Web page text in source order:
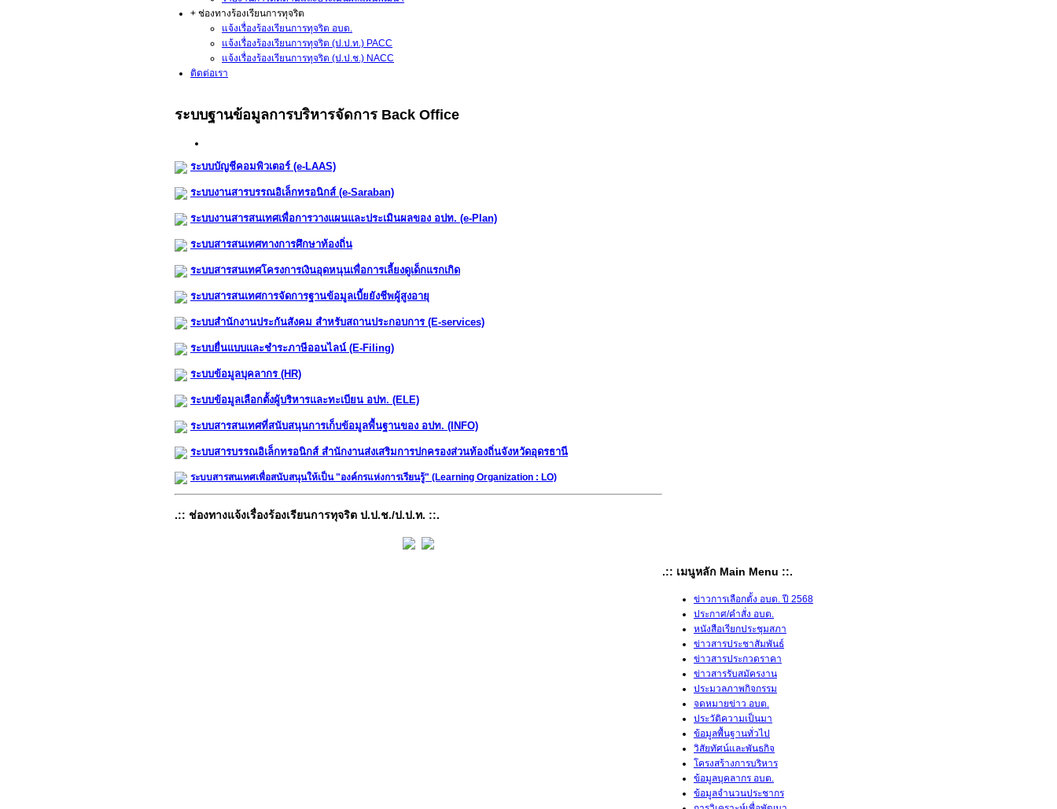
+ ช่องทางร้องเรียนการทุจริต
แจ้งเรื่องร้องเรียนการทุจริต อบต.
แจ้งเรื่องร้องเรียนการทุจริต (ป.ป.ท.) PACC
แจ้งเรื่องร้องเรียนการทุจริต (ป.ป.ช.) NACC
ติดต่อเรา
ระบบฐานข้อมูลการบริหารจัดการ Back Office
ระบบบัญชีคอมพิวเตอร์ (e-LAAS)
ระบบงานสารบรรณอิเล็กทรอนิกส์ (e-Saraban)
ระบบงานสารสนเทศเพื่อการวางแผนและประเมินผลของ อปท. (e-Plan)
ระบบสารสนเทศทางการศึกษาท้องถิ่น
ระบบสารสนเทศโครงการเงินอุดหนุนเพื่อการเลี้ยงดูเด็กแรกเกิด
ระบบสารสนเทศการจัดการฐานข้อมูลเบี้ยยังชีพผู้สูงอายุ
ระบบสำนักงานประกันสังคม สำหรับสถานประกอบการ (E-services)
ระบบยื่นแบบและชำระภาษีออนไลน์ (E-Filing)
ระบบข้อมูลบุคลากร (HR)
ระบบข้อมูลเลือกตั้งผู้บริหารและทะเบียน อปท. (ELE)
ระบบสารสนเทศที่สนับสนุนการเก็บข้อมูลพื้นฐานของ อปท. (INFO)
ระบบสารบรรณอิเล็กทรอนิกส์ สำนักงานส่งเสริมการปกครองส่วนท้องถิ่นจังหวัดอุดรธานี
ระบบสารสนเทศเพื่อสนับสนุนให้เป็น "องค์กรแห่งการเรียนรู้" (Learning Organization : LO)
.:: ช่องทางแจ้งเรื่องร้องเรียนการทุจริต ป.ป.ช./ป.ป.ท. ::.
.:: เมนูหลัก Main Menu ::.
ข่าวการเลือกตั้ง อบต. ปี 2568
ประกาศ/คำสั่ง อบต.
หนังสือเรียกประชุมสภา
ข่าวสารประชาสัมพันธ์
ข่าวสารประกวดราคา
ข่าวสารรับสมัครงาน
ประมวลภาพกิจกรรม
จดหมายข่าว อบต.
ประวัติความเป็นมา
ข้อมูลพื้นฐานทั่วไป
วิสัยทัศน์และพันธกิจ
โครงสร้างการบริหาร
ข้อมูลบุคลากร อบต.
ข้อมูลจำนวนประชากร